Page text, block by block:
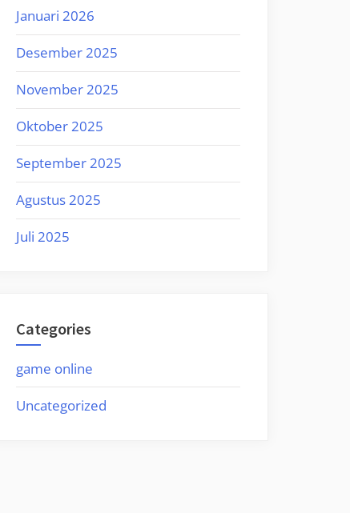
Januari 2026
Desember 2025
November 2025
Oktober 2025
September 2025
Agustus 2025
Juli 2025
Categories
game online
Uncategorized